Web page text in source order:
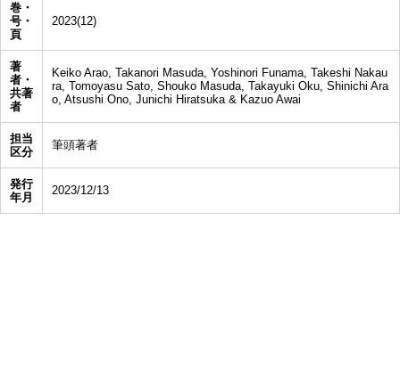
巻・
号・
頁
2023(12)
著
者・
共著
者
Keiko Arao, Takanori Masuda, Yoshinori Funama, Takeshi Nakau
ra, Tomoyasu Sato, Shouko Masuda, Takayuki Oku, Shinichi Ara
o, Atsushi Ono, Junichi Hiratsuka & Kazuo Awai
担当
区分
筆頭著者
発行
年月
2023/12/13